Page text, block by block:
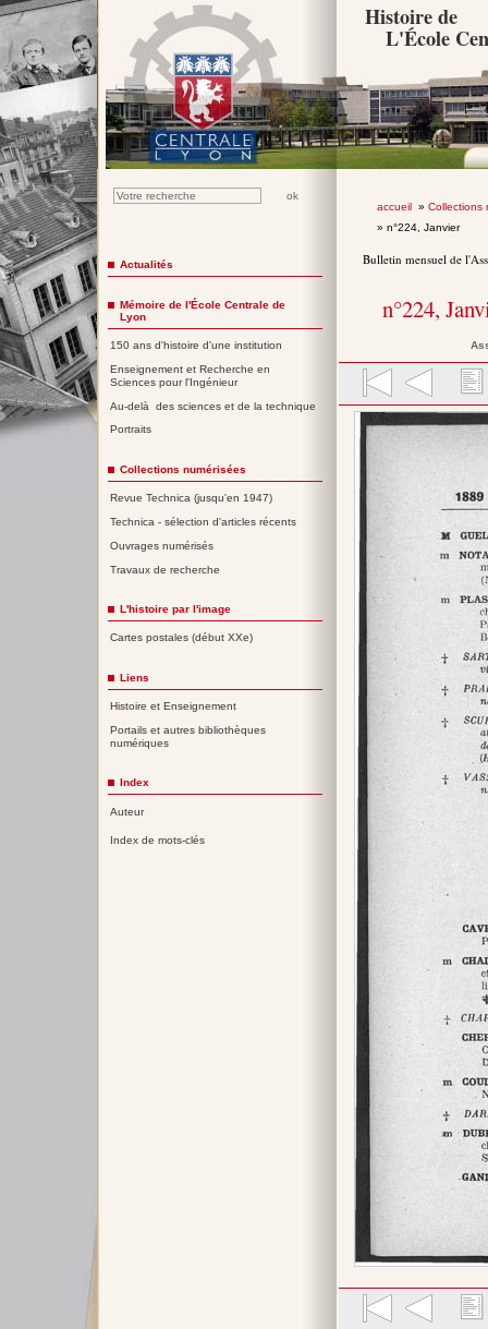
Histoire de
L'École
accueil» Collections
» n°224, Janvier
Bulletin mensuel de
n°224,
Actualités
Mémoire de l'École Centrale de
Lyon
150 ans d'histoire d'une institution
Enseignement et Recherche en
Sciences pour l'Ingénieur
Au-delà des sciences et de la technique
Portraits
Collections numérisées
Revue Technica (jusqu'en 1947)
Technica - sélection d'articles récents
Ouvrages numérisés
Travaux de recherche
L'histoire par l'image
Cartes postales (début XXe)
Liens
Histoire et Enseignement
Portails et autres bibliothèques
numériques
Index
Auteur
Index de mots-clés